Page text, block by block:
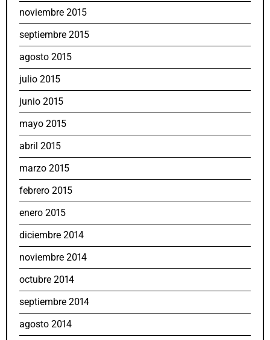
noviembre 2015
septiembre 2015
agosto 2015
julio 2015
junio 2015
mayo 2015
abril 2015
marzo 2015
febrero 2015
enero 2015
diciembre 2014
noviembre 2014
octubre 2014
septiembre 2014
agosto 2014